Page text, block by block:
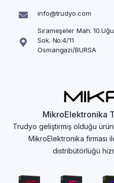
info@trudyo.com
Sırameşeler Mah.
Sok. No:4/11
Osmangazi/BURSA
MikroElektronika
Trudyo geliştirmiş olduğu
MikroElektronika firması
distribütörlüğü